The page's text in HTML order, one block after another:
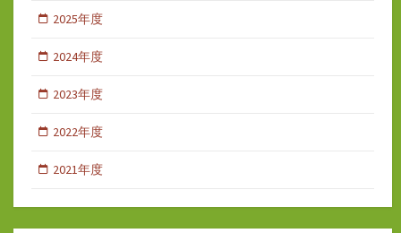
2025年度
2024年度
2023年度
2022年度
2021年度